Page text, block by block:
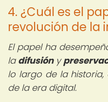
4. ¿Cuál es el
revolución de la
El papel ha
la difusióny
lo largo de la
de la era digital.